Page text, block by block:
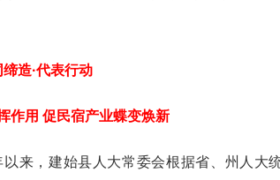
造·代表行动
作用 促民宿产业蝶变焕新
来，建始县人大常委会根据省、州人大